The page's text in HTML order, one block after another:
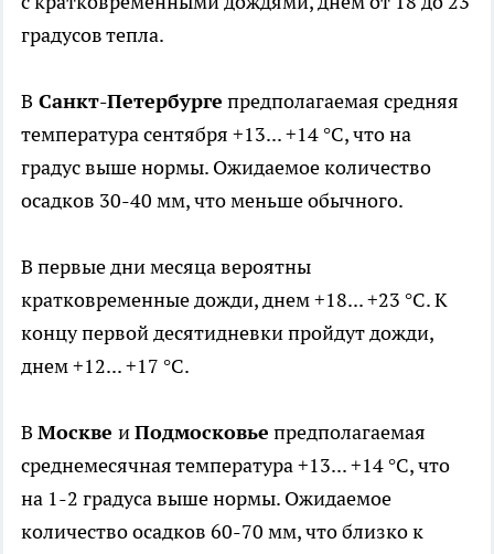
градусов тепла.
В Санкт-Петербурге предполагаемая средняя
температура сентября +13... +14 °С, что на
градус выше нормы. Ожидаемое количество
осадков 30-40 мм, что меньше обычного.
В первые дни месяца вероятны
кратковременные дожди, днем +18... +23 °С. К
концу первой десятидневки пройдут дожди,
днем +12... +17 °С.
В Москве иПодмосковье предполагаемая
среднемесячная температура +13... +14 °С, что
на 1-2 градуса выше нормы. Ожидаемое
количество осадков 60-70 мм, что близко к